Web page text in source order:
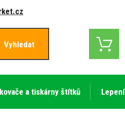
Vyhledat
a tiskárny štítků Lepení